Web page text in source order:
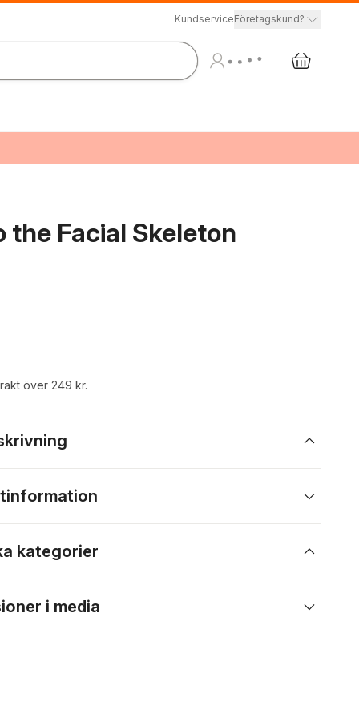
KundserviceFöretagskund?
Facial Skeleton
över 249 kr.
kategorier
i media